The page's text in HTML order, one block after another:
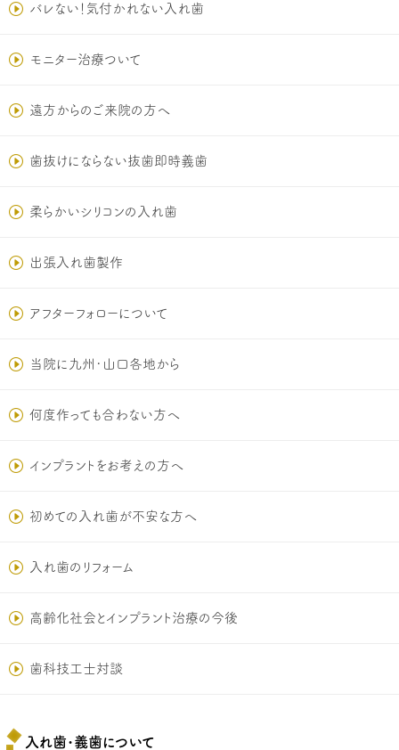
バレない！気付かれない入れ歯
モニター治療ついて
遠方からのご来院の方へ
歯抜けにならない抜歯即時義歯
柔らかいシリコンの入れ歯
出張入れ歯製作
アフターフォローについて
当院に九州･山口各地から
何度作っても合わない方へ
インプラントをお考えの方へ
初めての入れ歯が不安な方へ
入れ歯のリフォーム
高齢化社会とインプラント治療の今後
歯科技工士対談
入れ歯･義歯について